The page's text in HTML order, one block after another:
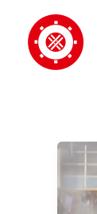
Inhalt
springen